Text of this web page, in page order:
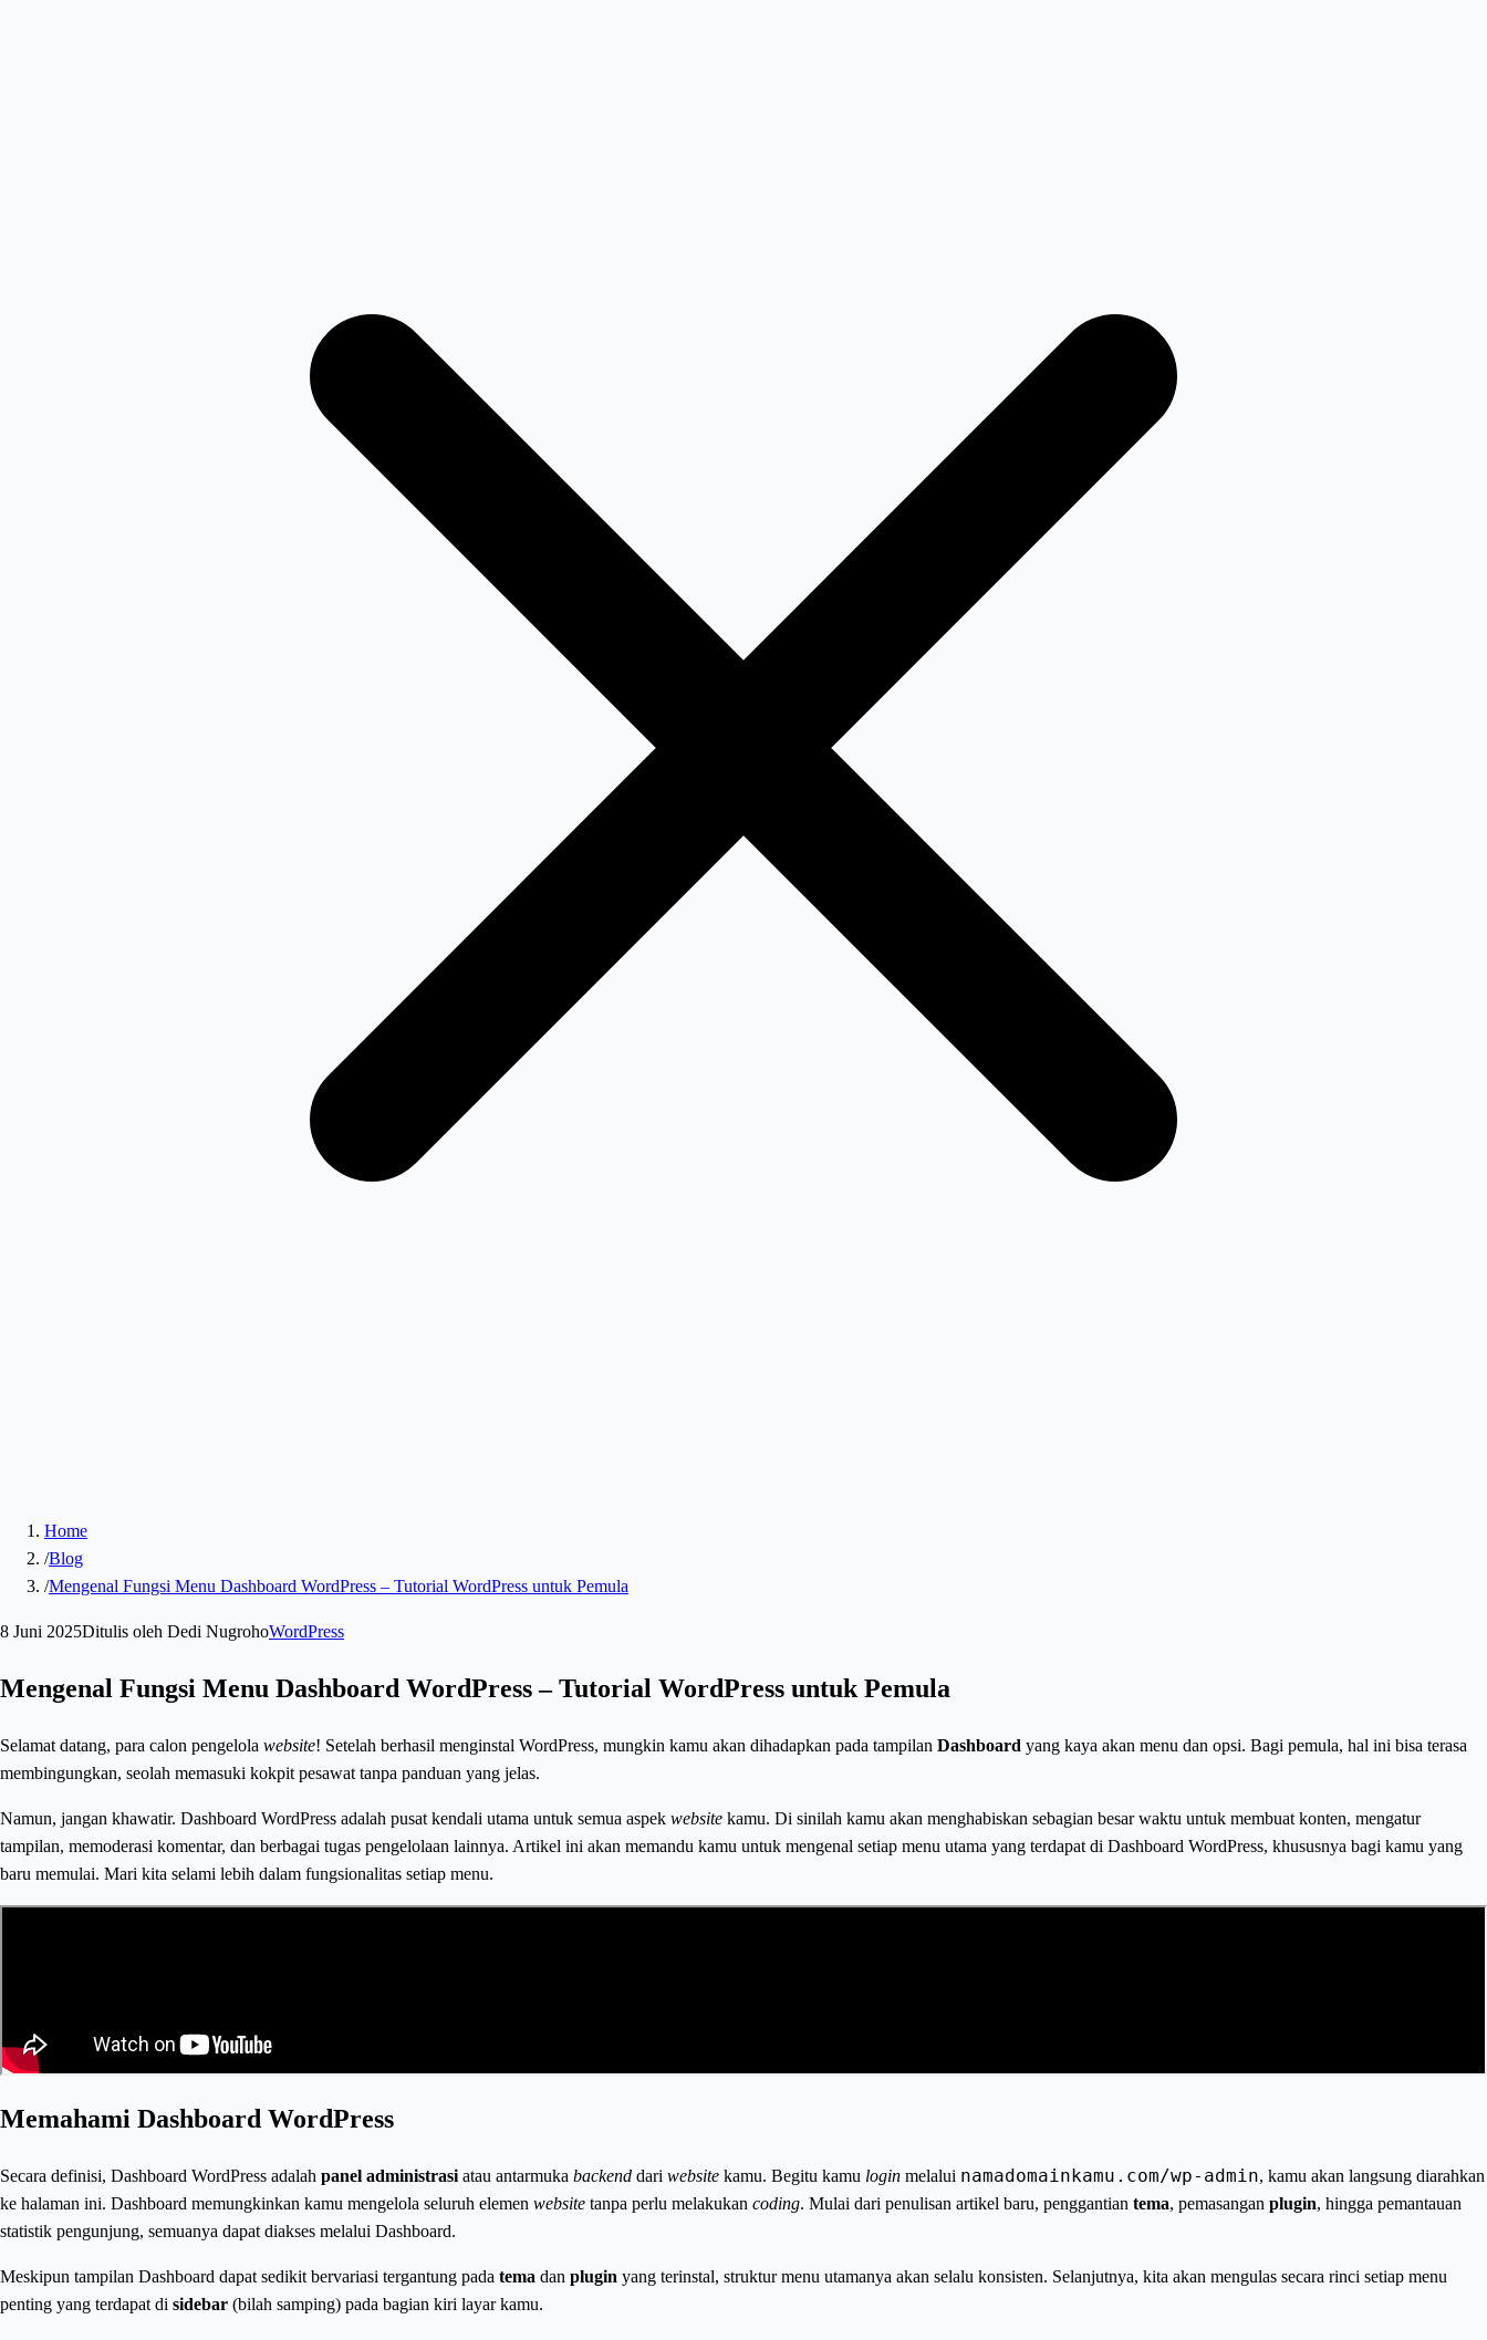
Home
/Blog
/Mengenal Fungsi Menu Dashboard WordPress – Tutorial WordPress untuk Pemula
8 Juni 2025Ditulis oleh Dedi NugrohoWordPress
Mengenal Fungsi Menu Dashboard WordPress – Tutorial WordPress untuk Pemula
Selamat datang, para calon pengelola website! Setelah berhasil menginstal WordPress, mungkin kamu akan dihadapkan pada tampilan Dashboard yang kaya akan menu dan opsi. Bagi pemula, hal ini bisa terasa
membingungkan, seolah memasuki kokpit pesawat tanpa panduan yang jelas.
Namun, jangan khawatir. Dashboard WordPress adalah pusat kendali utama untuk semua aspek website kamu. Di sinilah kamu akan menghabiskan sebagian besar waktu untuk membuat konten, mengatur
tampilan, memoderasi komentar, dan berbagai tugas pengelolaan lainnya. Artikel ini akan memandu kamu untuk mengenal setiap menu utama yang terdapat di Dashboard WordPress, khususnya bagi kamu yang
baru memulai. Mari kita selami lebih dalam fungsionalitas setiap menu.
Memahami Dashboard WordPress
Secara definisi, Dashboard WordPress adalah panel administrasi atau antarmuka backend dari website kamu. Begitu kamu login melalui namadomainkamu.com/wp-admin, kamu akan langsung diarahkan
ke halaman ini. Dashboard memungkinkan kamu mengelola seluruh elemen website tanpa perlu melakukan coding. Mulai dari penulisan artikel baru, penggantian tema, pemasangan plugin, hingga pemantauan
statistik pengunjung, semuanya dapat diakses melalui Dashboard.
Meskipun tampilan Dashboard dapat sedikit bervariasi tergantung pada tema dan plugin yang terinstal, struktur menu utamanya akan selalu konsisten. Selanjutnya, kita akan mengulas secara rinci setiap menu
penting yang terdapat di sidebar (bilah samping) pada bagian kiri layar kamu.